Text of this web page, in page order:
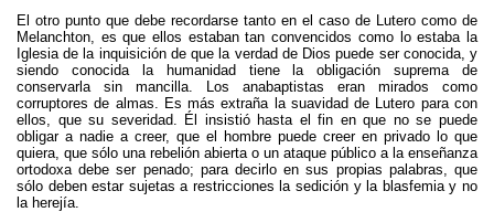
El otro punto que debe recordarse tanto en el caso de Lutero como de
Melanchton, es que ellos estaban tan convencidos como lo estaba la
Iglesia de la inquisición de que la verdad de Dios puede ser conocida, y
siendo conocida la humanidad tiene la obligación suprema de
conservarla sin mancilla. Los anabaptistas eran mirados como
corruptores de almas. Es más extraña la suavidad de Lutero para con
ellos, que su severidad. Él insistió hasta el fin en que no se puede
obligar a nadie a creer, que el hombre puede creer en privado lo que
quiera, que sólo una rebelión abierta o un ataque público a la enseñanza
ortodoxa debe ser penado; para decirlo en sus propias palabras, que
sólo deben estar sujetas a restricciones la sedición y la blasfemia y no
la herejía.